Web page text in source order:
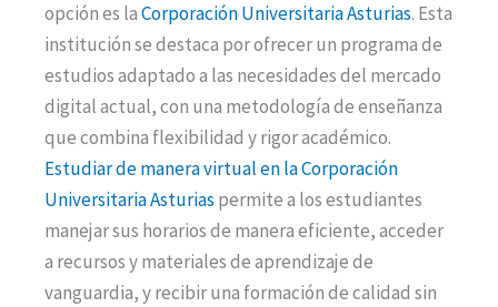
opción es laCorporación Universitaria Asturias. Esta
institución se destaca por ofrecer un programa de
estudios adaptado a las necesidades del mercado
digital actual, con una metodología de enseñanza
que combina flexibilidad y rigor académico.
Estudiar de manera virtual en la Corporación
Universitaria Asturias permite a los estudiantes
manejar sus horarios de manera eficiente, acceder
a recursos y materiales de aprendizaje de
vanguardia, y recibir una formación de calidad sin